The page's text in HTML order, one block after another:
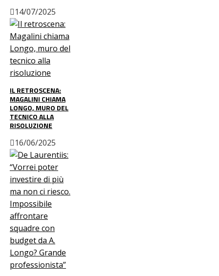
14/07/2025
IL RETROSCENA:
MAGALINI CHIAMA
LONGO, MURO DEL
TECNICO ALLA
RISOLUZIONE
16/06/2025